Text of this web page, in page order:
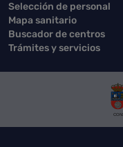
Selección de personal
Mapa sanitario
Buscador de centros
Trámites y servicios